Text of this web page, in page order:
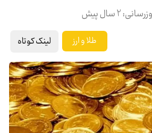
2 سال پیش
طلا و ارز لینک کوتاه